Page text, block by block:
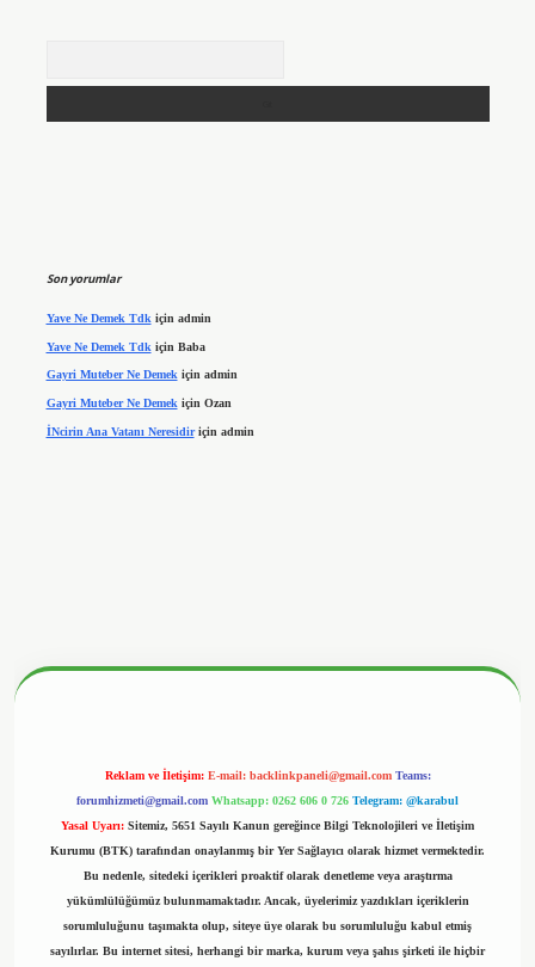
Son yorumlar
Yave Ne Demek Tdk için admin
Yave Ne Demek Tdk için Baba
Gayri Muteber Ne Demekiçin admin
Gayri Muteber Ne Demek için Ozan
İNcirin Ana Vatanı Neresidiriçin admin
Reklam ve İletişim: E-mail: backlinkpaneli@gmail.com Teams:
forumhizmeti@gmail.com Whatsapp: 0262 606 0 726 Telegram: @karabul
Yasal Uyarı: Sitemiz, 5651 Sayılı Kanun gereğince Bilgi Teknolojileri ve İletişim
Kurumu (BTK) tarafından onaylanmış bir Yer Sağlayıcı olarak hizmet vermektedir.
Bu nedenle, sitedeki içerikleri proaktif olarak denetleme veya araştırma
yükümlülüğümüz bulunmamaktadır. Ancak, üyelerimiz yazdıkları içeriklerin
sorumluluğunu taşımakta olup, siteye üye olarak bu sorumluluğu kabul etmiş
sayılırlar. Bu internet sitesi, herhangi bir marka, kurum veya şahıs şirketi ile hiçbir